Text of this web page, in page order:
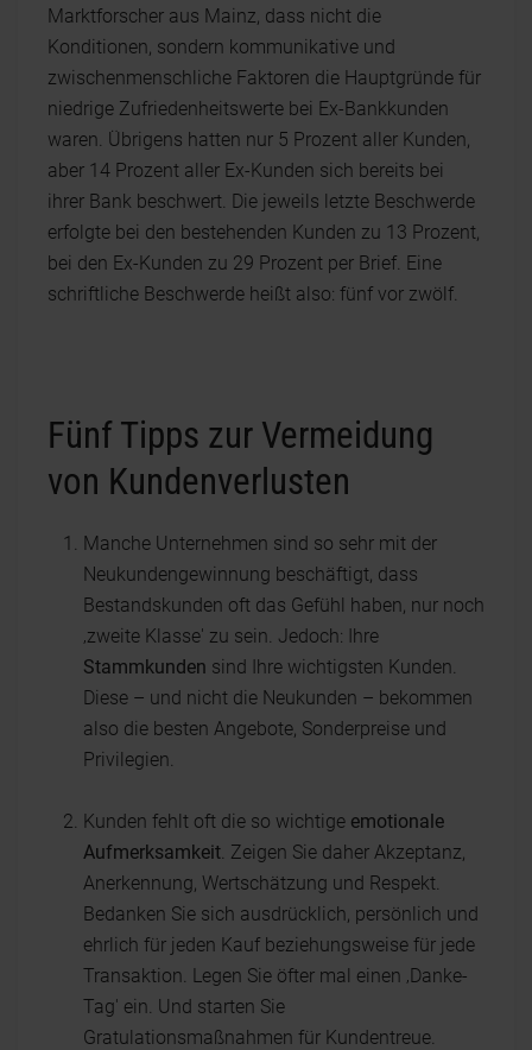
Marktforscher aus Mainz, dass nicht die
Konditionen, sondern kommunikative und
zwischenmenschliche Faktoren die Hauptgründe für
niedrige Zufriedenheitswerte bei Ex-Bankkunden
waren. Übrigens hatten nur 5 Prozent aller Kunden,
aber 14 Prozent aller Ex-Kunden sich bereits bei
ihrer Bank beschwert. Die jeweils letzte Beschwerde
erfolgte bei den bestehenden Kunden zu 13 Prozent,
bei den Ex-Kunden zu 29 Prozent per Brief. Eine
schriftliche Beschwerde heißt also: fünf vor zwölf.
Fünf Tipps zur Vermeidung
von Kundenverlusten
Manche Unternehmen sind so sehr mit der
Neukundengewinnung beschäftigt, dass
Bestandskunden oft das Gefühl haben, nur noch
‚zweite Klasse' zu sein. Jedoch: Ihre
Stammkunden sind Ihre wichtigsten Kunden.
Diese – und nicht die Neukunden – bekommen
also die besten Angebote, Sonderpreise und
Privilegien.
Kunden fehlt oft die so wichtige emotionale
Aufmerksamkeit . Zeigen Sie daher Akzeptanz,
Anerkennung, Wertschätzung und Respekt.
Bedanken Sie sich ausdrücklich, persönlich und
ehrlich für jeden Kauf beziehungsweise für jede
Transaktion. Legen Sie öfter mal einen ‚Danke-
Tag' ein. Und starten Sie
Gratulationsmaßnahmen für Kundentreue.